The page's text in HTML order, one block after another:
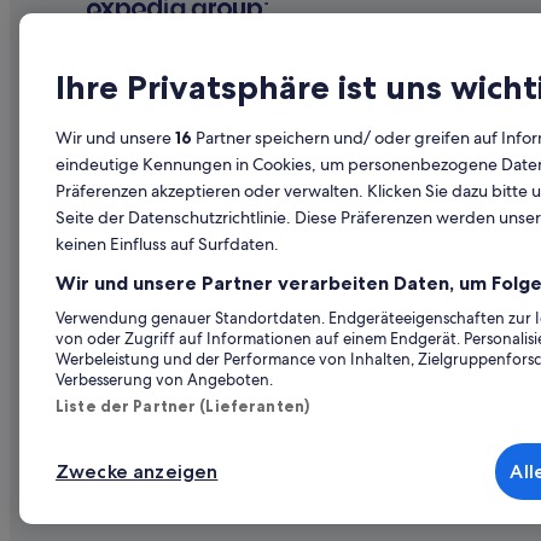
Lgbtqia-Freundliche in Steyr
Hotels mit Concierge in Steyr
Hotels mit Frühstück in Steyr
Hotels mit Pool in Steyr
Hotels mit Sauna in Steyr
Hotels mit WLAN in Steyr
Independent Hotels in Steyr
Abenteuer in Steyr
Strand in Steyr
Steyr Hotels
Hotels nahe Steyr von Marktplatz
Unternehmen
Unterkunft registrieren
Partnerschaften
Erkunden
Reiseführer
Alle
© 2026 Expedia, Inc., ein Unternehmen der
Ihre Privatsphäre ist uns
Wir und unsere16 Partner speichern und/ oder greifen auf
eindeutige Kennungen in Cookies, um personenbezogene
Präferenzen akzeptieren oder verwalten. Klicken Sie dazu bitte
Seite der Datenschutzrichtlinie. Diese Präferenzen werden
keinen Einfluss auf Surfdaten.
Wir und unsere Partner verarbeiten Daten, um
Verwendung genauer Standortdaten. Endgeräteeigenschaften
von oder Zugriff auf Informationen auf einem Endgerät.
Werbeleistung und der Performance von Inhalten,
Verbesserung von Angeboten.
Liste der Partner (Lieferanten)
Zwecke anzeigen